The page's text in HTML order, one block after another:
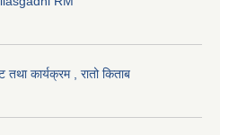
कार्यक्रम , रातो किताब